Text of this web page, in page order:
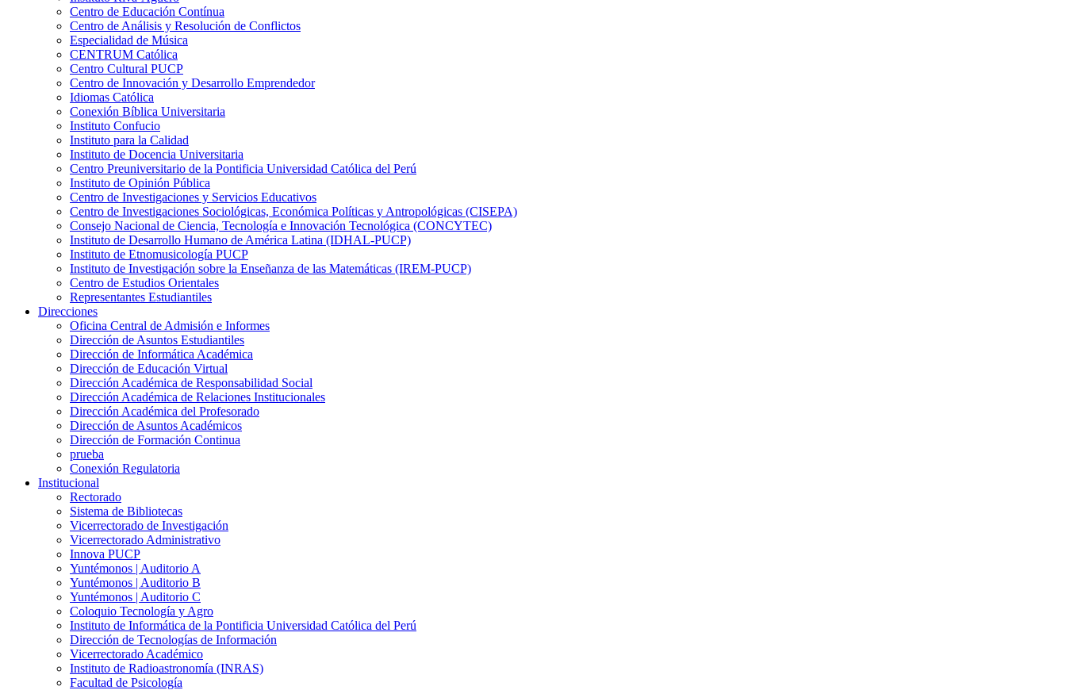
Centro de Educación Contínua
Centro de Análisis y Resolución de Conflictos
Especialidad de Música
CENTRUM Católica
Centro Cultural PUCP
Centro de Innovación y Desarrollo Emprendedor
Idiomas Católica
Conexión Bíblica Universitaria
Instituto Confucio
Instituto para la Calidad
Instituto de Docencia Universitaria
Centro Preuniversitario de la Pontificia Universidad Católica del Perú
Instituto de Opinión Pública
Centro de Investigaciones y Servicios Educativos
Centro de Investigaciones Sociológicas, Económica Políticas y Antropológicas (CISEPA)
Consejo Nacional de Ciencia, Tecnología e Innovación Tecnológica (CONCYTEC)
Instituto de Desarrollo Humano de América Latina (IDHAL-PUCP)
Instituto de Etnomusicología PUCP
Instituto de Investigación sobre la Enseñanza de las Matemáticas (IREM-PUCP)
Centro de Estudios Orientales
Representantes Estudiantiles
Direcciones
Oficina Central de Admisión e Informes
Dirección de Asuntos Estudiantiles
Dirección de Informática Académica
Dirección de Educación Virtual
Dirección Académica de Responsabilidad Social
Dirección Académica de Relaciones Institucionales
Dirección Académica del Profesorado
Dirección de Asuntos Académicos
Dirección de Formación Continua
prueba
Conexión Regulatoria
Institucional
Rectorado
Sistema de Bibliotecas
Vicerrectorado de Investigación
Vicerrectorado Administrativo
Innova PUCP
Yuntémonos | Auditorio A
Yuntémonos | Auditorio B
Yuntémonos | Auditorio C
Coloquio Tecnología y Agro
Instituto de Informática de la Pontificia Universidad Católica del Perú
Dirección de Tecnologías de Información
Vicerrectorado Académico
Instituto de Radioastronomía (INRAS)
Facultad de Psicología